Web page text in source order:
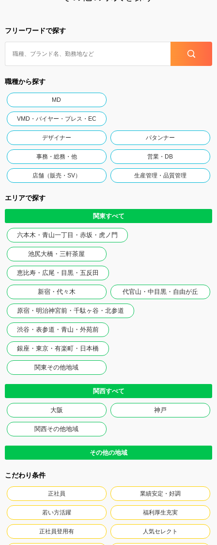
フリーワードで探す
職種から探す
MD
VMD・バイヤー・プレス・EC
デザイナー パタンナー
事務・総務・他 営業・DB
店舗（販売・SV） 生産管理・品質管理
エリアで探す
関東すべて
六本木・青山一丁目・赤坂・虎ノ門
池尻大橋・三軒茶屋
恵比寿・広尾・目黒・五反田
新宿・代々木 代官山・中目黒・自由が丘
原宿・明治神宮前・千駄ヶ谷・北参道
渋谷・表参道・青山・外苑前
銀座・東京・有楽町・日本橋
関東その他地域
関西すべて
大阪 神戸
関西その他地域
その他の地域
こだわり条件
正社員 業績安定・好調
若い方活躍 福利厚生充実
正社員登用有 人気セレクト